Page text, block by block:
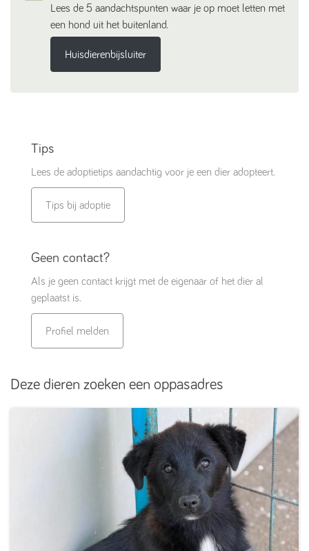
Lees de 5 aandachtspunten waar je op moet letten met
een hond uit het buitenland.
Huisdierenbijsluiter
Tips
Lees de adoptietips aandachtig voor je een dier adopteert.
Tips bij adoptie
Geen contact?
Als je geen contact krijgt met de eigenaar of het dier al
geplaatst is.
Profiel melden
Deze dieren zoeken een oppasadres